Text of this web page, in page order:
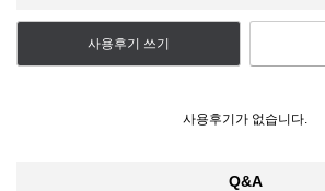
사용후기 쓰기
사용후기가 없습니다.
Q&A